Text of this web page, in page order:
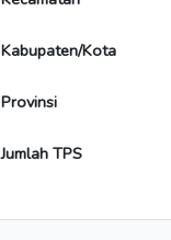
Kabupaten/Kota
Provinsi
Jumlah TPS